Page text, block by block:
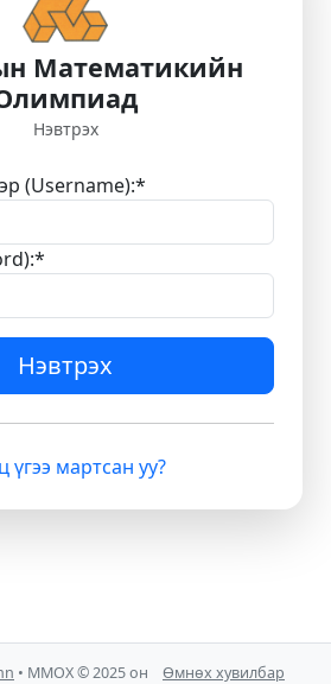
Математикийн
Нэвтрэх
(Username):*
*
Нэвтрэх
үгээ мартсан уу?
• ММОХ © 2025 он Өмнөх хувилбар